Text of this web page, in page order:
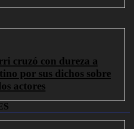
cruzó con dureza a
por sus dichos sobre
actores